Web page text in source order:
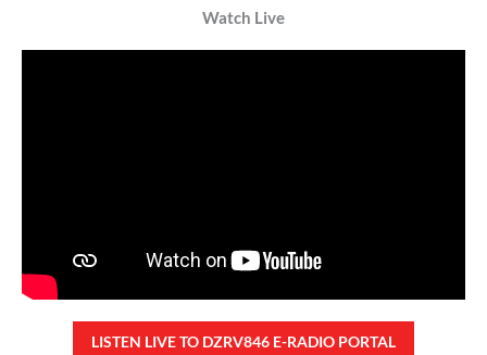
Watch Live
LISTEN LIVE TO DZRV846 E-RADIO PORTAL